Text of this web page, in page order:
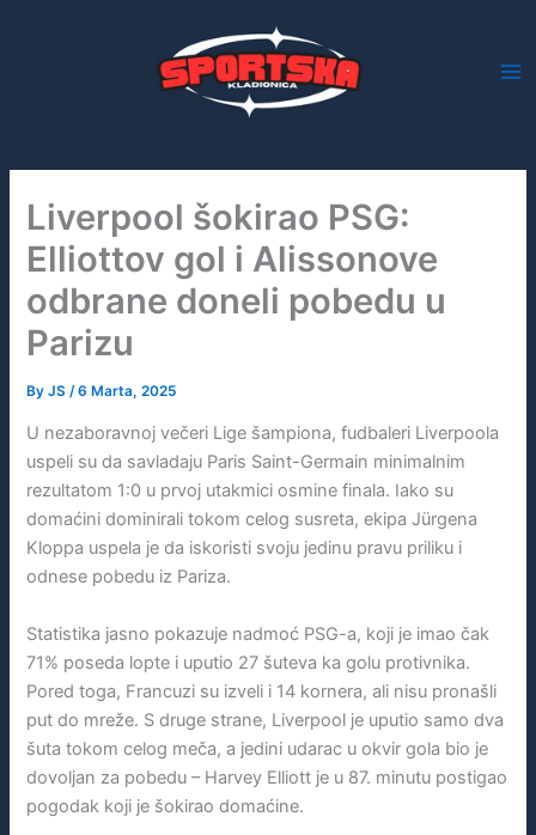
Liverpool šokirao PSG:
Elliottov gol i Alissonove
odbrane doneli pobedu u
Parizu
ByJS /6 Marta, 2025
U nezaboravnoj večeri Lige šampiona, fudbaleri Liverpoola
uspeli su da savladaju Paris Saint-Germain minimalnim
rezultatom 1:0 u prvoj utakmici osmine finala. Iako su
domaćini dominirali tokom celog susreta, ekipa Jürgena
Kloppa uspela je da iskoristi svoju jedinu pravu priliku i
odnese pobedu iz Pariza.
Statistika jasno pokazuje nadmoć PSG-a, koji je imao čak
71% poseda lopte i uputio 27 šuteva ka golu protivnika.
Pored toga, Francuzi su izveli i 14 kornera, ali nisu pronašli
put do mreže. S druge strane, Liverpool je uputio samo dva
šuta tokom celog meča, a jedini udarac u okvir gola bio je
dovoljan za pobedu – Harvey Elliott je u 87. minutu postigao
pogodak koji je šokirao domaćine.